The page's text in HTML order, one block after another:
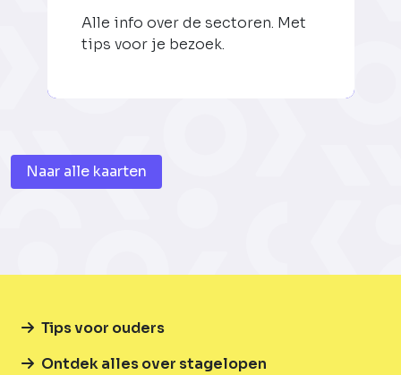
Alle info over de sectoren. Met
tips voor je bezoek.
Naar alle kaarten
Tips voor ouders
Ontdek alles over stagelopen